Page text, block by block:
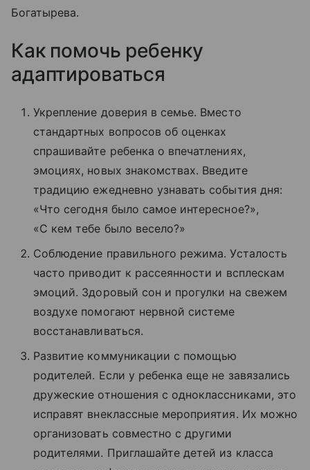
Богатырева.
Как помочь ребенку
адаптироваться
Укрепление доверия в семье. Вместо
стандартных вопросов об оценках
спрашивайте ребенка о впечатлениях,
эмоциях, новых знакомствах. Введите
традицию ежедневно узнавать события дня:
«Что сегодня было самое интересное?»,
«С кем тебе было весело?»
Соблюдение правильного режима. Усталость
часто приводит к рассеянности и всплескам
эмоций. Здоровый сон и прогулки на свежем
воздухе помогают нервной системе
восстанавливаться.
Развитие коммуникации с помощью
родителей. Если у ребенка еще не завязались
дружеские отношения с одноклассниками, это
исправят внеклассные мероприятия. Их можно
организовать совместно с другими
родителями. Приглашайте детей из класса